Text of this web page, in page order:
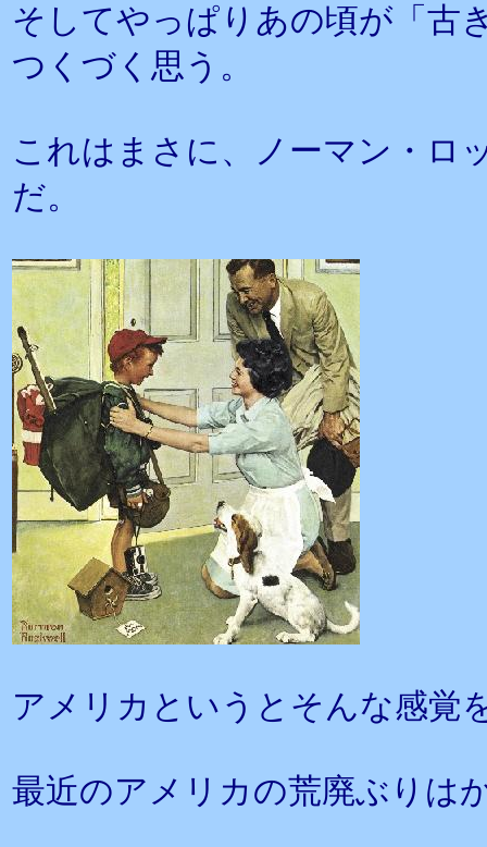
そしてやっぱりあの頃が「古
つくづく思う。
これはまさに、ノーマン・ロ
だ。
アメリカというとそんな感覚
最近のアメリカの荒廃ぶりは